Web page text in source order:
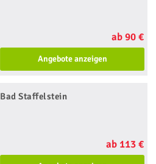
ab 90 €
Angebote anzeigen
Bad Staffelstein
ab 113 €